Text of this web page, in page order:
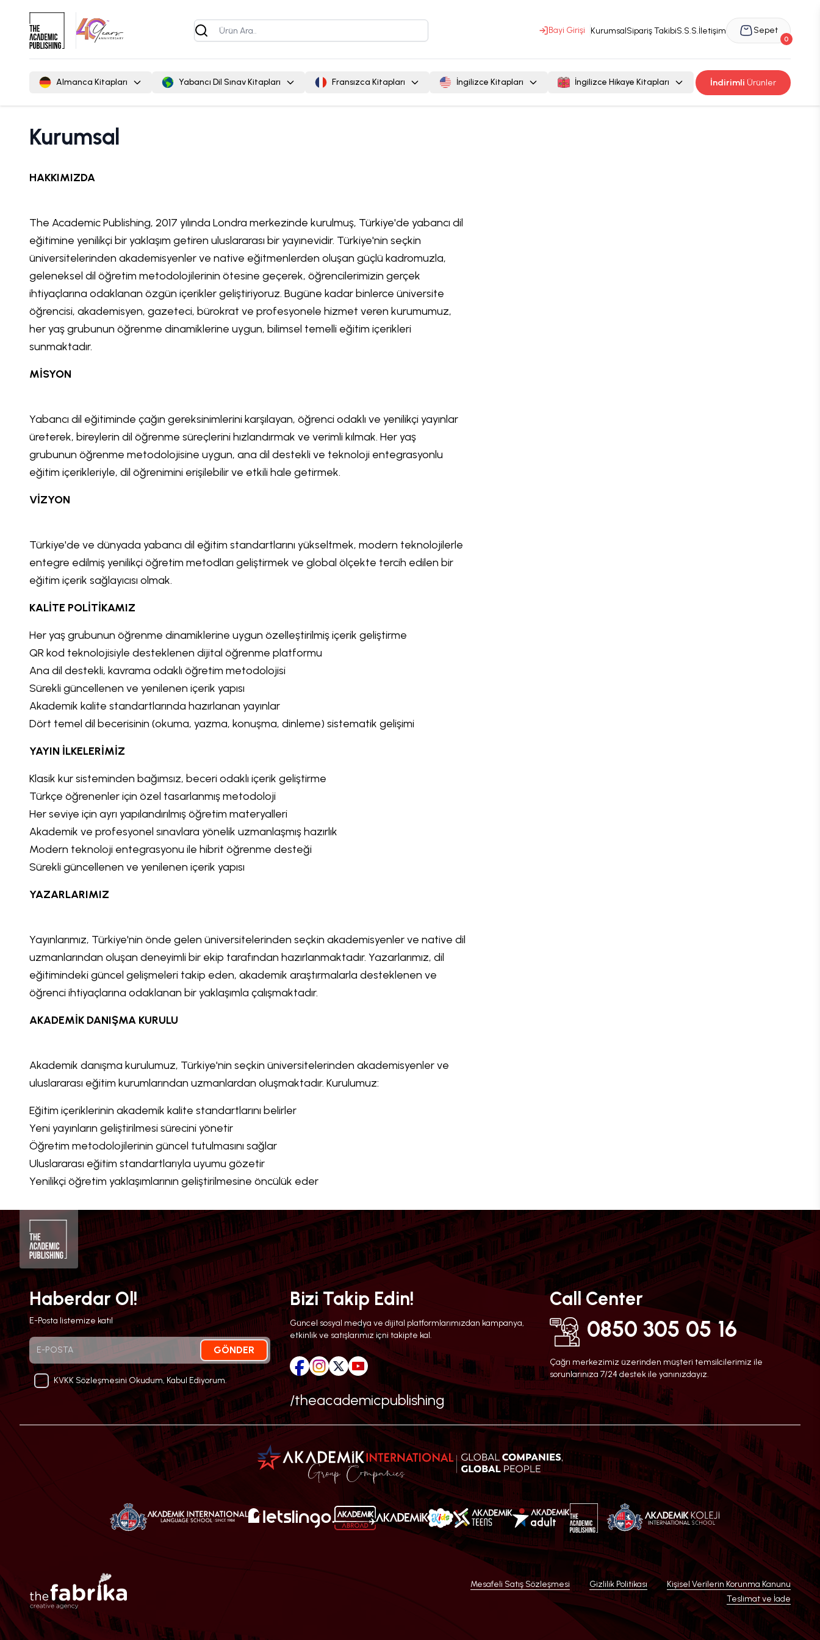
Bayi Girişi KurumsalSipariş TakibiS.S.S.İletişim Sepet
0
Almanca Kitapları Yabancı Dil Sınav Kitapları Fransızca Kitapları İngilizce Kitapları İngilizce Hikaye Kitapları İndirimli Ürünler
Kurumsal
HAKKIMIZDA
The Academic Publishing, 2017 yılında Londra merkezinde kurulmuş, Türkiye'de yabancı dil
eğitimine yenilikçi bir yaklaşım getiren uluslararası bir yayınevidir. Türkiye'nin seçkin
üniversitelerinden akademisyenler ve native eğitmenlerden oluşan güçlü kadromuzla,
geleneksel dil öğretim metodolojilerinin ötesine geçerek, öğrencilerimizin gerçek
ihtiyaçlarına odaklanan özgün içerikler geliştiriyoruz. Bugüne kadar binlerce üniversite
öğrencisi, akademisyen, gazeteci, bürokrat ve profesyonele hizmet veren kurumumuz,
her yaş grubunun öğrenme dinamiklerine uygun, bilimsel temelli eğitim içerikleri
sunmaktadır.
MİSYON
Yabancı dil eğitiminde çağın gereksinimlerini karşılayan, öğrenci odaklı ve yenilikçi yayınlar
üreterek, bireylerin dil öğrenme süreçlerini hızlandırmak ve verimli kılmak. Her yaş
grubunun öğrenme metodolojisine uygun, ana dil destekli ve teknoloji entegrasyonlu
eğitim içerikleriyle, dil öğrenimini erişilebilir ve etkili hale getirmek.
VİZYON
Türkiye'de ve dünyada yabancı dil eğitim standartlarını yükseltmek, modern teknolojilerle
entegre edilmiş yenilikçi öğretim metodları geliştirmek ve global ölçekte tercih edilen bir
eğitim içerik sağlayıcısı olmak.
KALİTE POLİTİKAMIZ
Her yaş grubunun öğrenme dinamiklerine uygun özelleştirilmiş içerik geliştirme
QR kod teknolojisiyle desteklenen dijital öğrenme platformu
Ana dil destekli, kavrama odaklı öğretim metodolojisi
Sürekli güncellenen ve yenilenen içerik yapısı
Akademik kalite standartlarında hazırlanan yayınlar
Dört temel dil becerisinin (okuma, yazma, konuşma, dinleme) sistematik gelişimi
YAYIN İLKELERİMİZ
Klasik kur sisteminden bağımsız, beceri odaklı içerik geliştirme
Türkçe öğrenenler için özel tasarlanmış metodoloji
Her seviye için ayrı yapılandırılmış öğretim materyalleri
Akademik ve profesyonel sınavlara yönelik uzmanlaşmış hazırlık
Modern teknoloji entegrasyonu ile hibrit öğrenme desteği
Sürekli güncellenen ve yenilenen içerik yapısı
YAZARLARIMIZ
Yayınlarımız, Türkiye'nin önde gelen üniversitelerinden seçkin akademisyenler ve native dil
uzmanlarından oluşan deneyimli bir ekip tarafından hazırlanmaktadır. Yazarlarımız, dil
eğitimindeki güncel gelişmeleri takip eden, akademik araştırmalarla desteklenen ve
öğrenci ihtiyaçlarına odaklanan bir yaklaşımla çalışmaktadır.
AKADEMİK DANIŞMA KURULU
Akademik danışma kurulumuz, Türkiye'nin seçkin üniversitelerinden akademisyenler ve
uluslararası eğitim kurumlarından uzmanlardan oluşmaktadır. Kurulumuz:
Eğitim içeriklerinin akademik kalite standartlarını belirler
Yeni yayınların geliştirilmesi sürecini yönetir
Öğretim metodolojilerinin güncel tutulmasını sağlar
Uluslararası eğitim standartlarıyla uyumu gözetir
Yenilikçi öğretim yaklaşımlarının geliştirilmesine öncülük eder
Haberdar Ol!
E-Posta listemize katıl
GÖNDER
KVKK Sözleşmesini Okudum, Kabul Ediyorum.
Bizi Takip Edin!
Güncel sosyal medya ve dijital platformlarımızdan kampanya,
etkinlik ve satışlarımız içni takipte kal.
/theacademicpublishing
Call Center
0850 305 05 16
Çağrı merkezimiz üzerinden müşteri temsilcilerimiz ile
sorunlarınıza 7/24 destek ile yanınızdayız.
Mesafeli Satış Sözleşmesi Gizlilik Politikası
Kişisel Verilerin Korunma Kanunu
Teslimat ve İade